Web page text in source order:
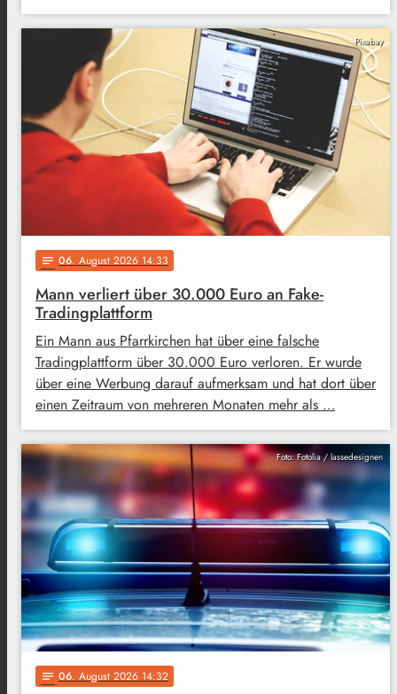
Pixabay
notes 06. August 2026 14:33
Mann verliert über 30.000 Euro an Fake-
Tradingplattform
Ein Mann aus Pfarrkirchen hat über eine falsche
Tradingplattform über 30.000 Euro verloren. Er wurde
über eine Werbung darauf aufmerksam und hat dort über
einen Zeitraum von mehreren Monaten mehr als …
Foto: Fotolia / lassedesignen
notes 06. August 2026 14:32